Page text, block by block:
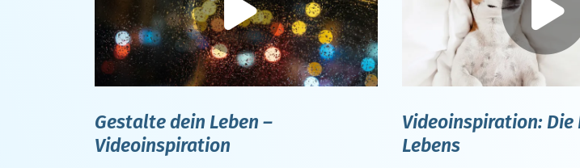
Gestalte dein Leben –
Videoinspiration
Videoinspiration: Die
Lebens